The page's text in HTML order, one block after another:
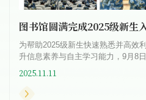
图书馆圆满完成2025级新生
为帮助2025级新生快速熟悉并高效
升信息素养与自主学习能力，9月8
2025.11.11